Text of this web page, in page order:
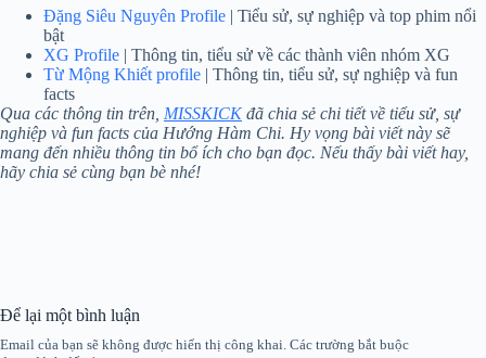
Đặng Siêu Nguyên Profile | Tiểu sử, sự nghiệp và top phim nổi
bật
XG Profile | Thông tin, tiểu sử về các thành viên nhóm XG
Từ Mộng Khiết profile | Thông tin, tiểu sử, sự nghiệp và fun
facts
Qua các thông tin trên, MISSKICKđã chia sẻ chi tiết về tiểu sử, sự
nghiệp và fun facts của Hướng Hàm Chi. Hy vọng bài viết này sẽ
mang đến nhiều thông tin bổ ích cho bạn đọc. Nếu thấy bài viết hay,
hãy chia sẻ cùng bạn bè nhé!
Để lại một bình luận
Email của bạn sẽ không được hiển thị công khai. Các trường bắt buộc